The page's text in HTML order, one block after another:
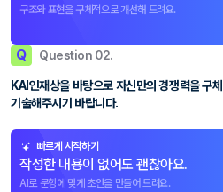
구조와 표현을 구체적으로 개선해 드려요.
Q Question 02.
KAI인재상을 바탕으로 자신만의 경쟁력을 구
기술해주시기 바랍니다.
빠르게 시작하기
작성한 내용이 없어도 괜찮아요.
AI로 문항에 맞게 초안을 만들어 드려요.